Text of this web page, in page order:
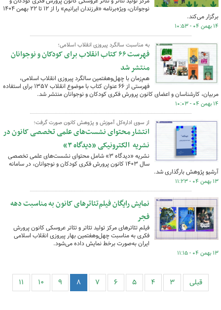
نوجوانان، ویژه‌برنامه «فرزندان ایرانیم» را از ۱۲ تا ۲۲ بهمن ۱۴۰۴
برگزار می‌کند.
۱۴ بهمن ۰۴ - ۱۰:۵۳
به مناسبت سالگرد پیروزی انقلاب اسلامی؛
فهرست ۶۶ کتاب انقلاب برای کودکان و نوجوانان
منتشر شد
هم‌زمان با چهل‌وهفتمین سالگرد پیروزی انقلاب اسلامی،
فهرستی از ۶۶ عنوان کتاب با موضوع انقلاب ۱۳۵۷ برای استفاده
مربیان، کارشناسان و اعضای کانون پرورش فکری کودکان و نوجوانان منتشر شد.
۱۴ بهمن ۰۴ - ۱۰:۰۳
از سوی اداره‌کل آموزش و پژوهش کانون صورت گرفت؛‌
انتشار محتوای نشست‌های علمی تخصصی کانون در
نشریه الکترونیکی «دیدگاه ۳»
نشریه «دیدگاه ۳» شامل محتوای نشست‌های علمی تخصصی
سال ۱۴۰۳ کانون پرورش فکری کودکان و نوجوانان، در سامانه
آرشیو پژوهش بارگذاری شد.
۱۳ بهمن ۰۴ - ۱۱:۲۳
نمایش رایگان فیلم‌تئاترهای کانون به مناسبت دهه
فجر
فیلم‌ تئاترهای مرکز تولید تئاتر و تئاتر عروسکی کانون پرورش
فکری به مناسبت چهل‌وهفتمین بهار پیروزی انقلاب اسلامی
ایران به‌صورت برخط نمایش داده می‌شود.
۱۳ بهمن ۰۴ - ۱۱:۱۵
قبلی ۳ ۴ ۵ ۶ ۷ ۸ ۹ ۱۰ ۱۱